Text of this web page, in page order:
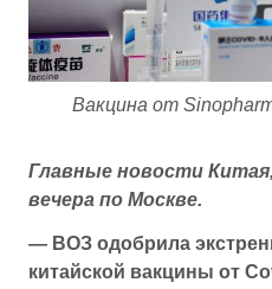
Вакцина от
Главные новости
вечера по Москве.
— ВОЗ одобрила
китайской вакцины от